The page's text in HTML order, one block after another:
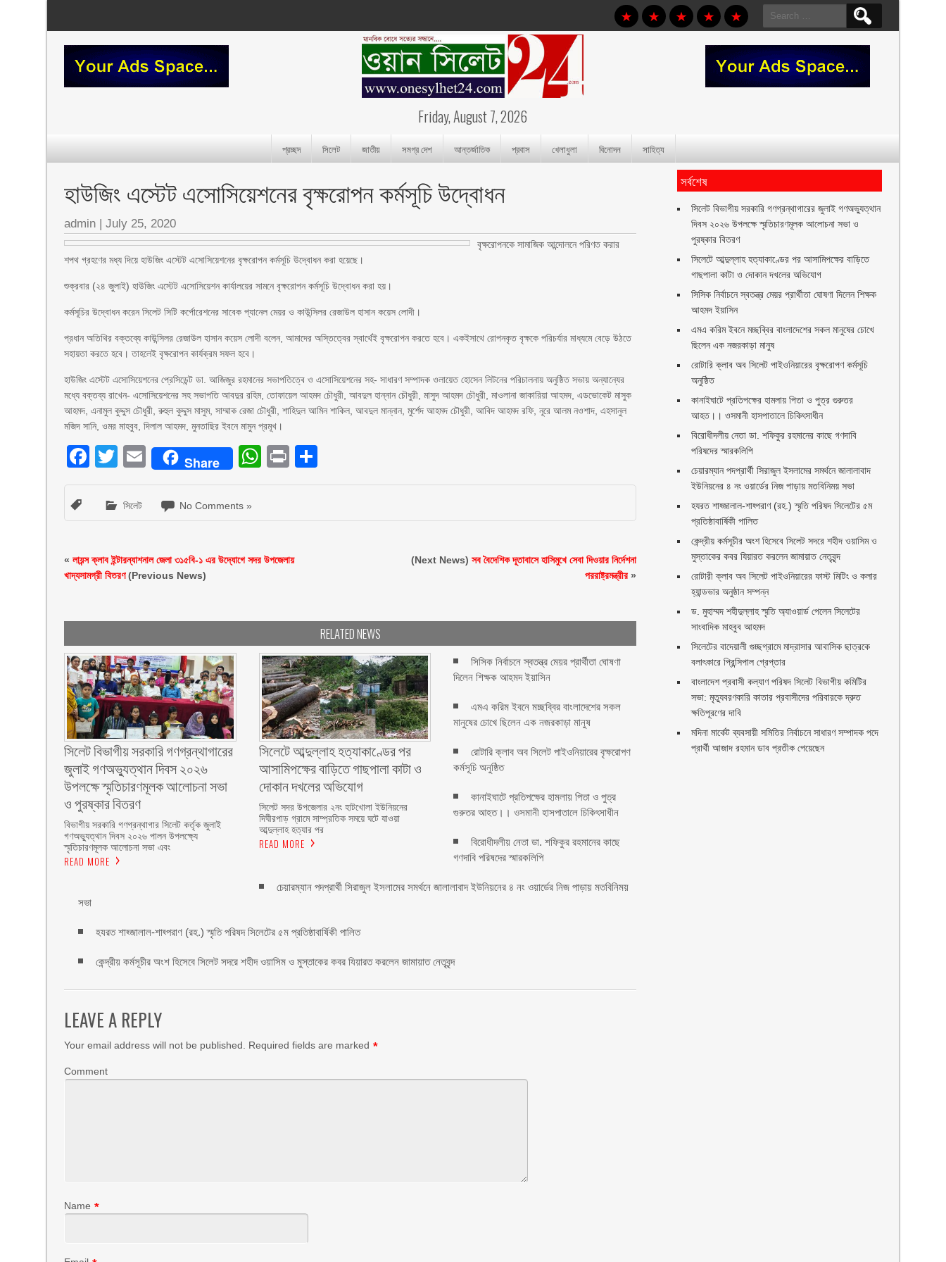
Search
for:
Friday, August 7, 2026
প্রচ্ছদ সিলেট জাতীয় সমগ্র দেশ আন্তর্জাতিক প্রবাস খেলাধুলা বিনোদন সাহিত্য
হাউজিং এস্টেট এসোসিয়েশনের বৃক্ষরোপন কর্মসূচি উদ্বোধন
admin |July 25, 2020
বৃক্ষরোপনকে সামাজিক আন্দোলনে পরিণত করার
শপথ গ্রহণের মধ্য দিয়ে হাউজিং এস্টেট এসোসিয়েশনের বৃক্ষরোপন কর্মসূচি উদ্বোধন করা হয়েছে।
শুক্রবার (২৪ জুলাই) হাউজিং এস্টেট এসোসিয়েশন কার্যালয়ের সামনে বৃক্ষরোপন কর্মসূচি উদ্বোধন করা হয়।
কর্মসূচির উদ্বোধন করেন সিলেট সিটি কর্পোরেশনের সাবেক প্যানেল মেয়র ও কাউন্সিলর রেজাউল হাসান কয়েস লোদী।
প্রধান অতিথির বক্তব্যে কাউন্সিলর রেজাউল হাসান কয়েস লোদী বলেন, আমাদের অস্তিত্বের স্বার্থেই বৃক্ষরোপন করতে হবে। একইসাথে রোপনকৃত বৃক্ষকে পরিচর্যার মাধ্যমে বেড়ে উঠতে
সহায়তা করতে হবে। তাহলেই বৃক্ষরোপন কার্যক্রম সফল হবে।
হাউজিং এস্টেট এসোসিয়েশনের প্রেসিডেন্ট ডা. আজিজুর রহমানের সভাপতিত্বে ও এসোসিয়েশনের সহ- সাধারণ সম্পাদক ওলায়েত হোসেন লিটনের পরিচালনায় অনুষ্ঠিত সভায় অন্যান্যের
মধ্যে বক্তব্য রাখেন- এসোসিয়েশনের সহ সভাপতি আবদুর রহিম, তোফায়েল আহমদ চৌধুরী, আবদুল হান্নান চৌধুরী, মাসুদ আহমদ চৌধুরী, মাওলানা জাকারিয়া আহমদ, এডভোকেট মাসুক
আহমদ, এনামুল কুদ্দুস চৌধুরী, রুহুল কুদ্দুস মাসুম, সাম্মাক রেজা চৌধুরী, শাহিদুল আমিন শাকিল, আবদুল মান্নান, মুর্শেদ আহমদ চৌধুরী, আবিদ আহমদ রফি, নূরে আলম নওশাদ, এহসানুল
মজিদ সানি, ওমর মাহবুব, দিলাল আহমদ, মুনতাছির ইবনে মামুন প্রমূখ।
Facebook
Twitter
EmailShare WhatsApp
Print
সিলেট No Comments »
«লায়ন্স ক্লাব ইন্টারন্যাশনাল জেলা ৩১৫বি-১ এর উদ্যোগে সদর উপজেলায়
খাদ্যসামগ্রী বিতরণ(Previous News)
(Next News)সব বৈদেশিক দূতাবাসে হাসিমুখে সেবা দিওয়ার নির্দেশনা
পররাষ্ট্রমন্ত্রীর»
RELATED NEWS
সিলেট বিভাগীয় সরকারি গণগ্রন্থাগারের
জুলাই গণঅভ্যুত্থান দিবস ২০২৬
উপলক্ষে স্মৃতিচারণমূলক আলোচনা সভা
ও পুরষ্কার বিতরণ ‎ ‎
বিভাগীয় সরকারি গণগ্রন্থাগার সিলেট কর্তৃক জুলাই
গণঅভ্যুত্থান দিবস ২০২৬ পালন উপলক্ষ্যে
স্মৃতিচারণমূলক আলোচনা সভা এবং
READ MORE
সিলেটে আব্দুল্লাহ হত্যাকাণ্ডের পর
আসামিপক্ষের বাড়িতে গাছপালা কাটা ও
দোকান দখলের অভিযোগ
সিলেট সদর উপজেলার ২নং হাটখোলা ইউনিয়নের
দিঘীরপাড় গ্রামে সাম্প্রতিক সময়ে ঘটে যাওয়া
আব্দুল্লাহ হত্যার পর
READ MORE
সিসিক নির্বাচনে স্বতন্ত্র মেয়র প্রার্থীতা ঘোষণা
দিলেন শিক্ষক আহমদ ইয়াসিন
এমএ করিম ইবনে মচ্ছব্বির বাংলাদেশের সকল
মানুষের চোখে ছিলেন এক নজরকাড়া মানুষ ‎
রোটারি ক্লাব অব সিলেট পাইওনিয়ারের বৃক্ষরোপণ
কর্মসূচি অনুষ্ঠিত
কানাইঘাটে প্রতিপক্ষের হামলায় পিতা ও পুত্র
গুরুতর আহত।। ওসমানী হাসপাতালে চিকিৎসাধীন
বিরোধীদলীয় নেতা ডা. শফিকুর রহমানের কাছে
গণদাবি পরিষদের স্মারকলিপি ‎
চেয়ারম্যান পদপ্রার্থী সিরাজুল ইসলামের সমর্থনে জালালাবাদ ইউনিয়নের ৪ নং ওয়ার্ডের নিজ পাড়ায় মতবিনিময়
সভা
হযরত শাহ্জালাল-শাহ্পরাণ (রহ.) স্মৃতি পরিষদ সিলেটের ৫ম প্রতিষ্ঠাবার্ষিকী পালিত ‎​
কেন্দ্রীয় কর্মসূচীর অংশ হিসেবে সিলেট সদরে শহীদ ওয়াসিম ও মুস্তাকের কবর যিয়ারত করলেন জামায়াত নেতৃবৃন্দ ‎
LEAVE A REPLY
Your email address will not be published. Required fields are marked *
Comment
Name *
সর্বশেষ
সিলেট বিভাগীয় সরকারি গণগ্রন্থাগারের জুলাই গণঅভ্যুত্থান
দিবস ২০২৬ উপলক্ষে স্মৃতিচারণমূলক আলোচনা সভা ও
পুরষ্কার বিতরণ ‎ ‎
সিলেটে আব্দুল্লাহ হত্যাকাণ্ডের পর আসামিপক্ষের বাড়িতে
গাছপালা কাটা ও দোকান দখলের অভিযোগ
সিসিক নির্বাচনে স্বতন্ত্র মেয়র প্রার্থীতা ঘোষণা দিলেন শিক্ষক
আহমদ ইয়াসিন
এমএ করিম ইবনে মচ্ছব্বির বাংলাদেশের সকল মানুষের চোখে
ছিলেন এক নজরকাড়া মানুষ ‎
রোটারি ক্লাব অব সিলেট পাইওনিয়ারের বৃক্ষরোপণ কর্মসূচি
অনুষ্ঠিত
কানাইঘাটে প্রতিপক্ষের হামলায় পিতা ও পুত্র গুরুতর
আহত।। ওসমানী হাসপাতালে চিকিৎসাধীন
বিরোধীদলীয় নেতা ডা. শফিকুর রহমানের কাছে গণদাবি
পরিষদের স্মারকলিপি ‎
চেয়ারম্যান পদপ্রার্থী সিরাজুল ইসলামের সমর্থনে জালালাবাদ
ইউনিয়নের ৪ নং ওয়ার্ডের নিজ পাড়ায় মতবিনিময় সভা
হযরত শাহ্জালাল-শাহ্পরাণ (রহ.) স্মৃতি পরিষদ সিলেটের ৫ম
প্রতিষ্ঠাবার্ষিকী পালিত ‎​
কেন্দ্রীয় কর্মসূচীর অংশ হিসেবে সিলেট সদরে শহীদ ওয়াসিম ও
মুস্তাকের কবর যিয়ারত করলেন জামায়াত নেতৃবৃন্দ ‎
রোটারী ক্লাব অব সিলেট পাইওনিয়ারের ফাস্ট মিটিং ও কলার
হ্যান্ডভার অনুষ্ঠান সম্পন্ন
ড. মুহাম্মদ শহীদুল্লাহ স্মৃতি অ্যাওয়ার্ড পেলেন সিলেটের
সাংবাদিক মাহবুব আহমদ
সিলেটের বাদেয়ালী গুচ্ছগ্রামে মাদ্রাসার আবাসিক ছাত্রকে
বলাৎকারে প্রিন্সিপাল গ্রেপ্তার ‎
বাংলাদেশ প্রবাসী কল্যাণ পরিষদ সিলেট বিভাগীয় কমিটির
সভা: মৃত্যুবরণকারি কাতার প্রবাসীদের পরিবারকে দ্রুত
ক্ষতিপূরণের দাবি
মদিনা মার্কেট ব্যবসায়ী সমিতির নির্বাচনে সাধারণ সম্পাদক পদে
প্রার্থী আজাদ রহমান ডাব প্রতীক পেয়েছেন ‎